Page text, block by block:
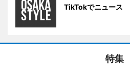
TikTokでニュース
特集